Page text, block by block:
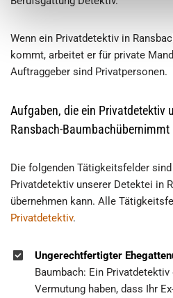
Wenn ein Privatdetektiv in
kommt, arbeitet er für private
Auftraggeber sind Privatpersonen.
Aufgaben, die ein Privatdetektiv
Ransbach-Baumbachübernimmt
Die folgenden Tätigkeitsfelder
Privatdetektiv unserer Detektei in
übernehmen kann. Alle
Privatdetektiv.
Ungerechtfertigter
Baumbach: Ein
Vermutung haben, dass Ihr